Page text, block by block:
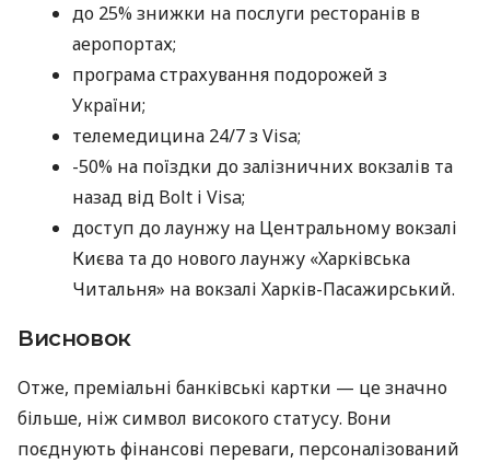
до 25% знижки на послуги ресторанів в
аеропортах;
програма страхування подорожей з
України;
телемедицина 24/7 з Visa;
-50% на поїздки до залізничних вокзалів та
назад від Bolt і Visa;
доступ до лаунжу на Центральному вокзалі
Києва та до нового лаунжу «Харківська
Читальня» на вокзалі Харків-Пасажирський.
Висновок
Отже, преміальні банківські картки — це значно
більше, ніж символ високого статусу. Вони
поєднують фінансові переваги, персоналізований